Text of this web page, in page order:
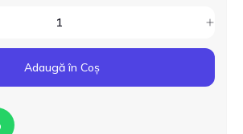
Adaugă în Coș